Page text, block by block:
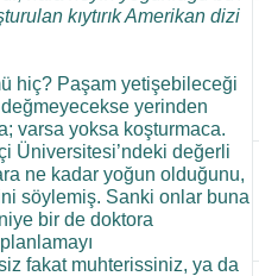
kıytırık Amerikan dizi
hiç? Paşam yetişebileceği
yerinden
varsa yoksa koşturmaca.
Üniversitesi’ndeki değerli
ne kadar yoğun olduğunu,
söylemiş. Sanki onlar buna
bir de doktora
fakat muhterissiniz, ya da